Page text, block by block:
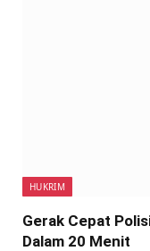
HUKRIM
Gerak Cepat
Dalam 20 Menit